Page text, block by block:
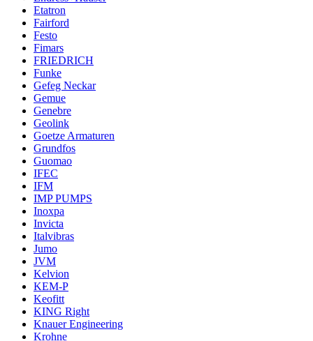
Etatron
Fairford
Festo
Fimars
FRIEDRICH
Funke
Gefeg Neckar
Gemue
Genebre
Geolink
Goetze Armaturen
Grundfos
Guomao
IFEC
IFM
IMP PUMPS
Inoxpa
Invicta
Italvibras
Jumo
JVM
Kelvion
KEM-P
Keofitt
KING Right
Knauer Engineering
Krohne